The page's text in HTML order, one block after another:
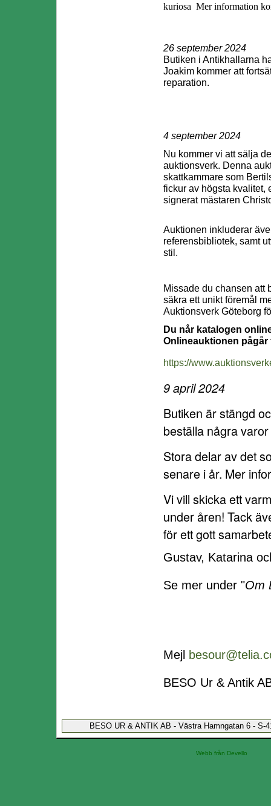
kuriosa Mer information
26 september 2024
Butiken i Antikhallarna
Joakim kommer att
reparation.
4 september 2024
Nu kommer vi att sälja
auktionsverk. Denna
skattkammare som
fickur av högsta kvalitet,
signerat mästaren
Auktionen inkluderar
referensbibliotek, samt
stil.
Missade du chansen att
säkra ett unikt föremål
Auktionsverk Göteborg
Du når katalogen
Onlineauktionen pågår
https://
9 april 2024
Butiken är stängd
beställa några
Stora delar av det
senare i år. Mer
Vi vill skicka ett
under åren! Tack
för ett gott
Gustav, Katarina
Se mer under "Om
Mej
BESO Ur & Antik
BESO UR & ANTIK AB - Västra Hamngatan 6 - S-
Webb från Devello